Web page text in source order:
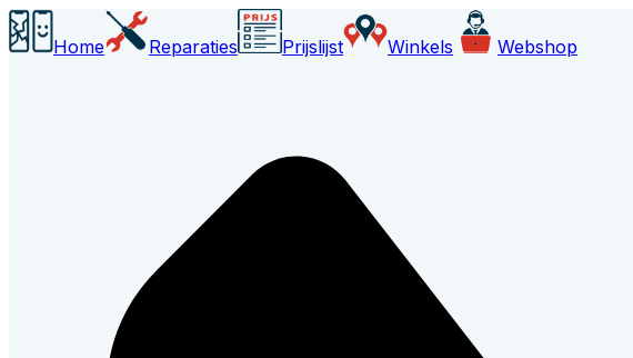
Home Reparaties Prijslijst Winkels Webshop